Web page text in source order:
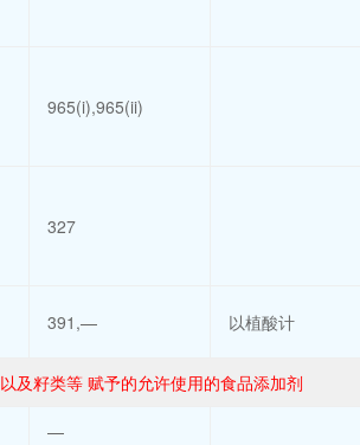
965(i),965(ii)
327
391,— 以植酸计
及籽类等 赋予的允许使用的食品添加剂
—